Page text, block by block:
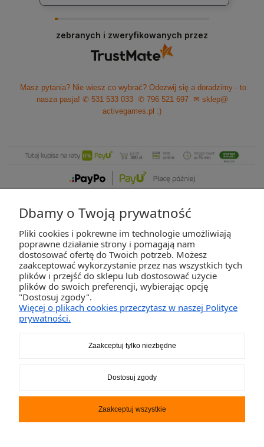
zebranych i zweryfikowanych przez
Masz pytania? Nie wiesz co wybrać? Odezwij się a doradzimy - to
nasza pasja! ✆ 531 533 033 ✆ 796 521 697
✉ sklep@
activegames.pl :)
ZAKUPY
POMOC
2K-Invest Sp. j. Ul. Św. Wojciecha 60, 41-922 Radzionków, śląskie NIP: 645-241-94-
Napiszsklep@activegames.pllub zadzwoń +48796521697
Dbamy o Twoją prywatność
Pliki cookies i pokrewne im technologie umożliwiają
poprawne działanie strony i pomagają nam
dostosować ofertę do Twoich potrzeb. Możesz
zaakceptować wykorzystanie przez nas wszystkich tych
plików i przejść do sklepu lub dostosować użycie
plików do swoich preferencji, wybierając opcję
"Dostosuj zgody".
Więcej o plikach cookies przeczytasz w naszej Polityce
prywatności.
Zaakceptuj tylko niezbędne
Dostosuj zgody
Zaakceptuj wszystkie